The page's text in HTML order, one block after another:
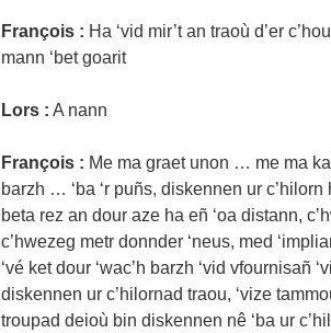
François : Ha ‘vid mir’t an traoù d’er
mann ‘bet goarit
Lors : A nann
François : Me ma graet unon … me ma
barzh … ‘ba ‘r puñs, diskennen ur c’hilorn
beta rez an dour aze ha eñ ‘oa distann,
c’hwezeg metr donnder ‘neus, med
‘vé ket dour ‘wac’h barzh ‘vid vfournisañ
diskennen ur c’hilornad traou, ‘vize
troupad deioù bin diskennen nê ‘ba ur